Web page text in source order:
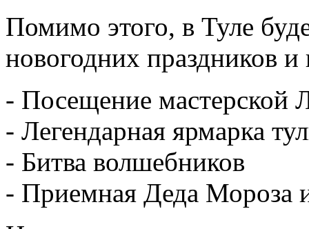
Помимо этого, в Туле
новогодних праздников и
- Посещение мастерской
- Легендарная ярмарка
- Битва волшебников
- Приемная Деда Мороза